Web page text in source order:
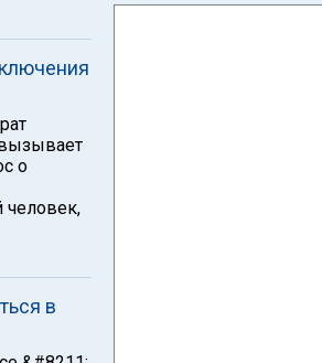
о
человек,
в